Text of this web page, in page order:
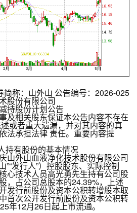
简称：山外山 公告编号：2026-025
股份有限公司
持股份计划公告
及相关股东保证本公告内容不存在
或者重大遗漏，并对其内容的真
法承担法律 责任。重要内容提
持有股份的基本情况
山外山血液净化技术股份有限公司
”“发行人”）控股股东、实际控制
心技术人员高光勇先生持有公司股
，占公司总股本的24.39%，上述
发行前股份及资本公积转增股本取
首次公开发行前股份及资本公积转
年12月26日起上市流通。